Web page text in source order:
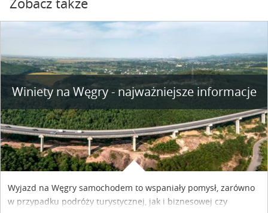
Winiety na Węgry - najważniejsze informacje
Wyjazd na Węgry samochodem to wspaniały pomysł, zarówno
w przypadku podróży turystycznej, jak i biznesowej czy